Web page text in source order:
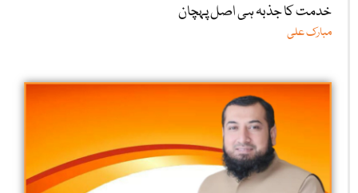
خدمت کا جذبہ ہی اصل پہچان
مبارک علی